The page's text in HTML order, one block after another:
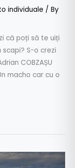
individuale / By
că poți să te uiți
scapi? S-o crezi
COBZAȘU
macho car cu o